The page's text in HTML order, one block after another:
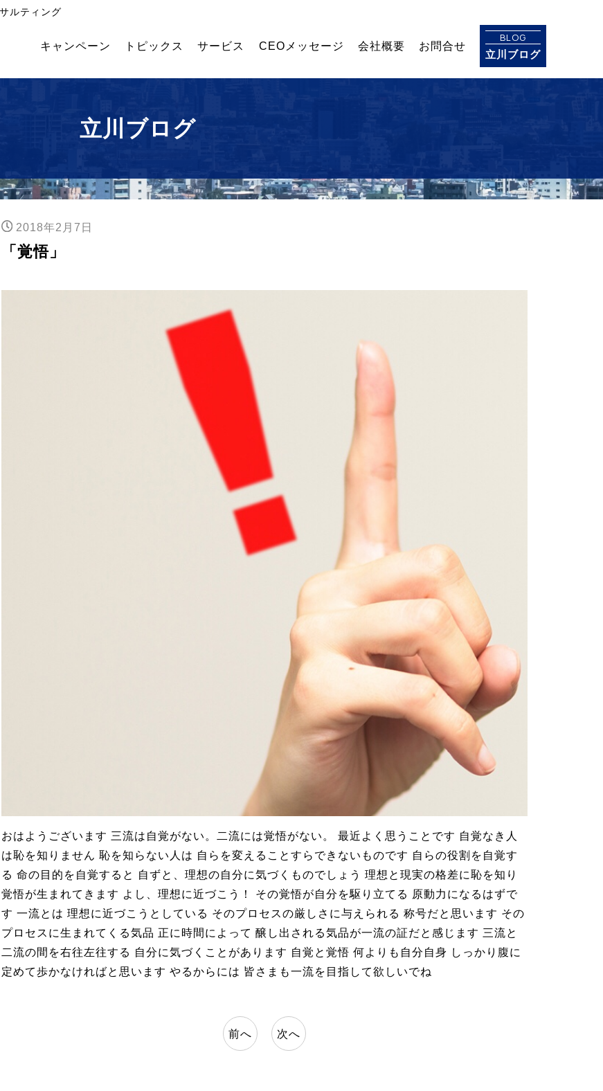
ルティング
キャンペーン トピックス
サービス
食・
ンサ
ルテ
人採
育成
CEOメッセージ 会社概要 お問合せ
BLOG
立川ブログ
立川ブログ
2018年2月7日
「覚悟」
おはようございます 三流は自覚がない。二流には覚悟がない。 最近よく思うことです 自覚なき人
は恥を知りません 恥を知らない人は 自らを変えることすらできないものです 自らの役割を自覚す
る 命の目的を自覚すると 自ずと、理想の自分に気づくものでしょう 理想と現実の格差に恥を知り
覚悟が生まれてきます よし、理想に近づこう！ その覚悟が自分を駆り立てる 原動力になるはずで
す 一流とは 理想に近づこうとしている そのプロセスの厳しさに与えられる 称号だと思います その
プロセスに生まれてくる気品 正に時間によって 醸し出される気品が一流の証だと感じます 三流と
二流の間を右往左往する 自分に気づくことがあります 自覚と覚悟 何よりも自分自身 しっかり腹に
定めて歩かなければと思います やるからには 皆さまも一流を目指して欲しいでね
前へ 次へ